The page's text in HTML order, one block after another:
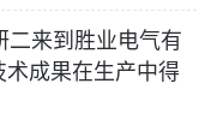
来到胜业电气有
成果在生产中得